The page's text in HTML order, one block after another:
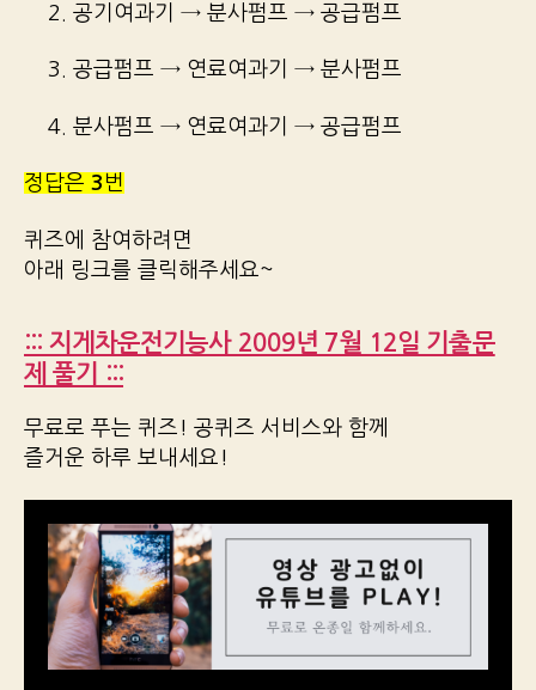
2. 공기여과기 → 분사펌프 → 공급펌프
3. 공급펌프 → 연료여과기 → 분사펌프
4. 분사펌프 → 연료여과기 → 공급펌프
정답은 3 번
퀴즈에 참여하려면
아래 링크를 클릭해주세요~
::: 지게차운전기능사 2009년 7월 12일 기출문
제 풀기 :::
무료로 푸는 퀴즈! 공퀴즈 서비스와 함께
즐거운 하루 보내세요!